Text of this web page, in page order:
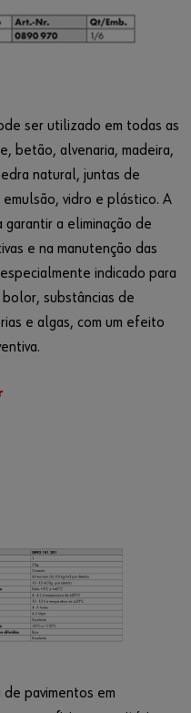
ser utilizado em todas as
betão, alvenaria, madeira,
natural, juntas de
vidro e plástico. A
a eliminação de
e na manutenção das
indicado para
substâncias de
e algas, com um efeito
pavimentos em